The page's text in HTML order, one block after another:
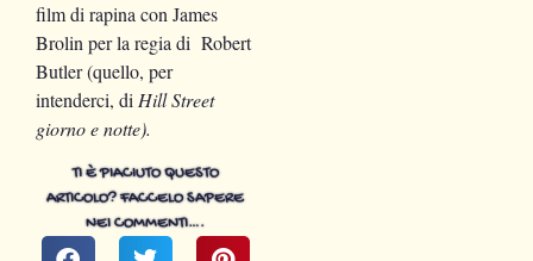
TI È PIACIUTO QUESTO
ARTICOLO? FACCELO SAPERE
NEI COMMENTI….
film di rapina con James
Brolin per la regia di Robert
Butler (quello, per
intenderci, diHill Street
giorno e notte).